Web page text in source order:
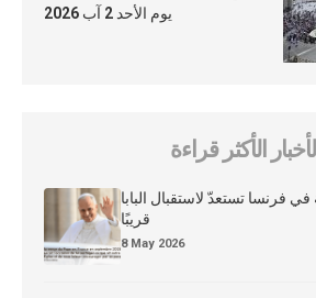
يوم الأحد 2 آب 2026
الأخبار الأكثر قراءة
في فرنسا تستعدّ لاستقبال البابا
قريبًا
8 May 2026